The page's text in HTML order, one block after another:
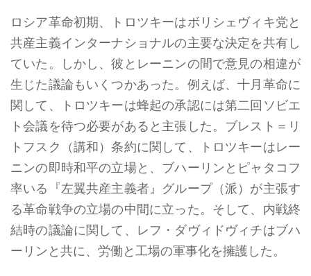
ロシア革命初期、トロツキーはボリシェヴィキ党と
共産主義インターナショナルの主要な決定を共有し
ていた。しかし、彼とレーニンの間で意見の相違が
生じた議論もいくつかあった。例えば、十月革命に
関して、トロツキーは蜂起の承認には第二回ソビエ
ト会議を待つ必要があると主張した。ブレスト＝リ
トフスク（講和）条約に関して、トロツキーはレー
ニンの即時和平の立場と、ブハーリンとピャタコフ
率いる『左翼共産主義者』グループ（派）が主張す
る革命戦争の立場の中間に立った。そして、内戦終
結時の議論に関して、レフ・ダヴィドヴィチはブハ
ーリンと共に、労働と工場の軍事化を擁護した。